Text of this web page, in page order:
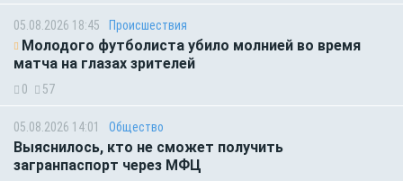
05.08.2026 18:45 Происшествия
Молодого футболиста убило молнией во время
матча на глазах зрителей
0 57
05.08.2026 14:01 Общество
Выяснилось, кто не сможет получить
загранпаспорт через МФЦ